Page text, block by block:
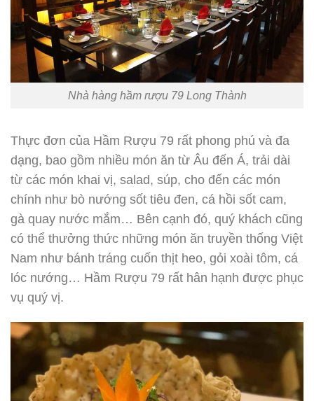
Nhà hàng hầm rượu 79 Long Thành
Thực đơn của Hầm Rượu 79 rất phong phú và đa
dạng, bao gồm nhiều món ăn từ Âu đến Á, trải dài
từ các món khai vị, salad, súp, cho đến các món
chính như bò nướng sốt tiêu đen, cá hồi sốt cam,
gà quay nước mắm… Bên cạnh đó, quý khách cũng
có thể thưởng thức những món ăn truyền thống Việt
Nam như bánh tráng cuốn thịt heo, gỏi xoài tôm, cá
lóc nướng… Hầm Rượu 79 rất hân hạnh được phục
vụ quý vị.